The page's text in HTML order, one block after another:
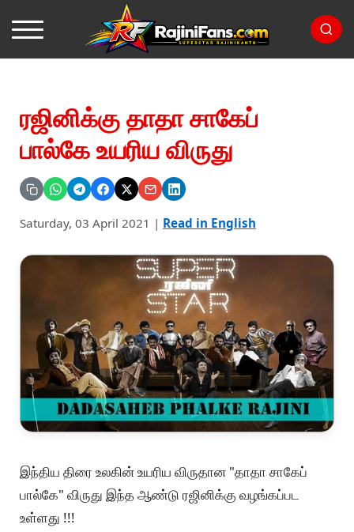
ரஜினிக்கு தாதா சாகேப்
பால்கே உயரிய விருது
Saturday, 03 April 2021 | Read in English
இந்திய திரை உலகின் உயரிய விருதான "தாதா சாகேப்
பால்கே" விருது இந்த ஆண்டு ரஜினிக்கு வழங்கப்பட
உள்ளது !!!